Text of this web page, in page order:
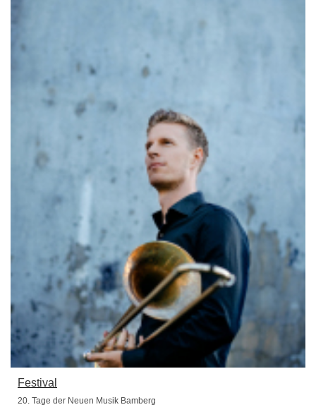
Festival
20. Tage der Neuen Musik Bamberg